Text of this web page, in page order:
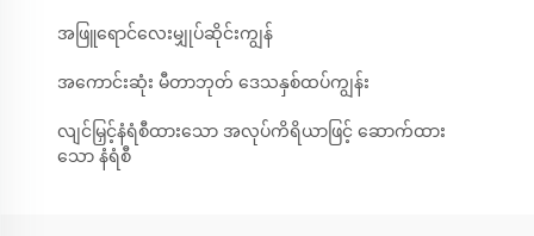
အဖြူရောင်လေးမျှုပ်ဆိုင်းကျွန်
အကောင်းဆုံး မီတာဘုတ် ဒေသနှစ်ထပ်ကျွန်း
လျင်မြှင့်နံရံစီထားသော အလုပ်ကိရိယာဖြင့် ဆောက်ထား
သော နံရံစီ